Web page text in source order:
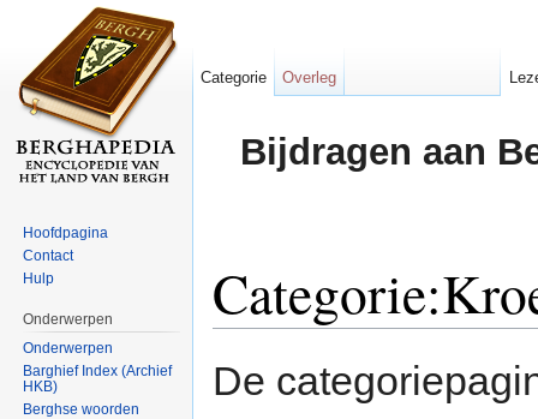
Bijdragen aan
De
Categorie Overleg
Hoofdpagina
Contact
Hulp
Onderwerpen
Onderwerpen
Barghief Index (Archief
HKB)
Berghse woorden